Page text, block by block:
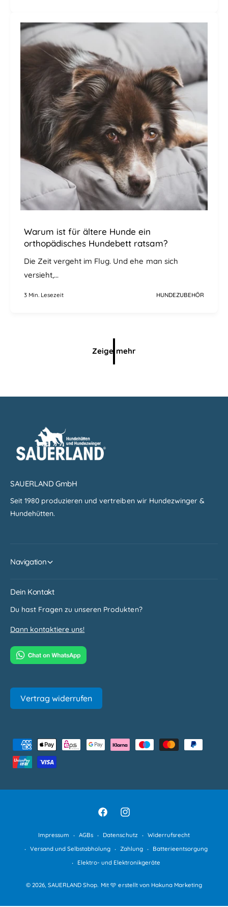
Warum ist für ältere Hunde ein
orthopädisches Hundebett ratsam?
Die Zeit vergeht im Flug. Und ehe man sich
versieht,...
3 Min. Lesezeit HUNDEZUBEHÖR
Zeige mehr
SAUERLAND GmbH
Seit 1980 produzieren und vertreiben wir Hundezwinger &
Hundehütten.
Navigation
Dein Kontakt
Du hast Fragen zu unseren Produkten?
Dann kontaktiere uns!
Vertrag widerrufen
a
© 2026,SAUERLAND Shop. Mit 🩵 erstellt von Hakuna Marketing
Impressum AGBs Datenschutz
Widerrufsrecht
Versand und Selbstabholung
Zahlung
Batterieentsorgung
Elektro- und Elektronikgeräte
F
c
e
o
I
n
s
t
g